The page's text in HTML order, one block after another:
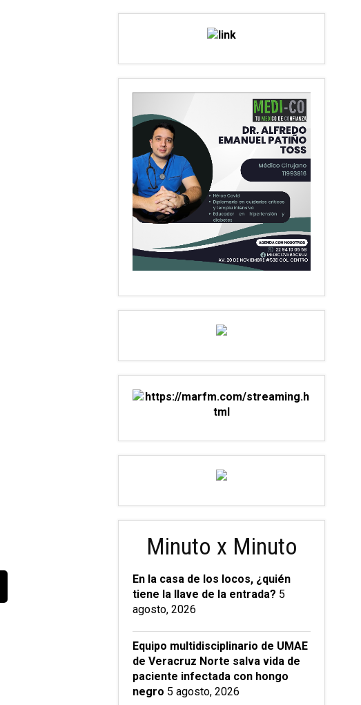
Minuto x Minuto
En la casa de los locos, ¿quién
tiene la llave de la entrada? 5
agosto, 2026
Equipo multidisciplinario de UMAE
de Veracruz Norte salva vida de
paciente infectada con hongo
negro 5 agosto, 2026